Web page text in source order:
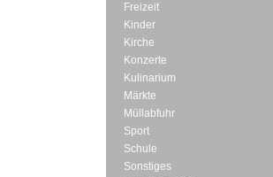
Freizeit
Kinder
Kirche
Konzerte
Kulinarium
Märkte
Müllabfuhr
Sport
Schule
Sonstiges